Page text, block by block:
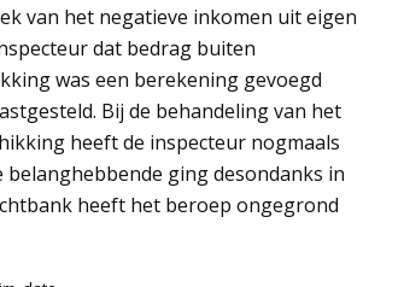
van het negatieve inkomen uit eigen
dat bedrag buiten
was een berekening gevoegd
Bij de behandeling van het
heeft de inspecteur nogmaals
ging desondanks in
heeft het beroep ongegrond